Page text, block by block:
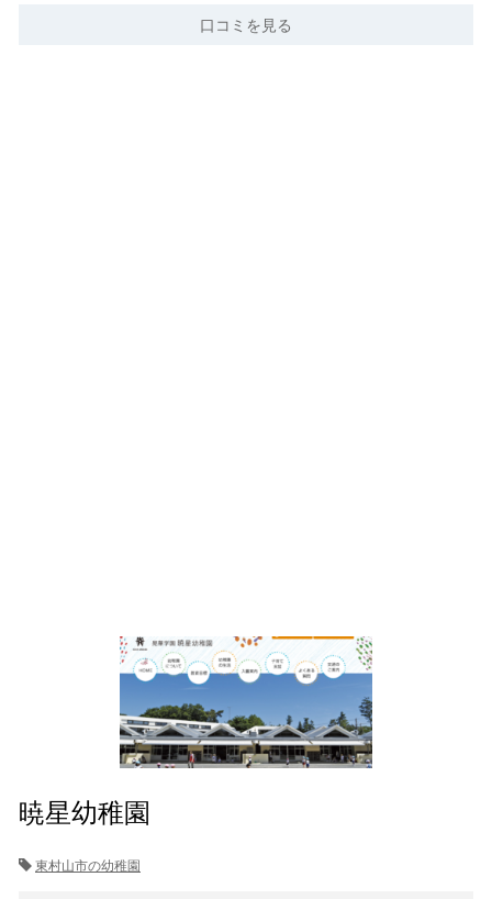
口コミを見る
暁星幼稚園
東村山市の幼稚園